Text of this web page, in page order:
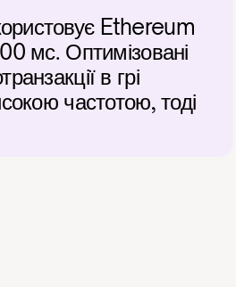
Ethereum
мс. Оптимізовані
в грі
частотою, тоді